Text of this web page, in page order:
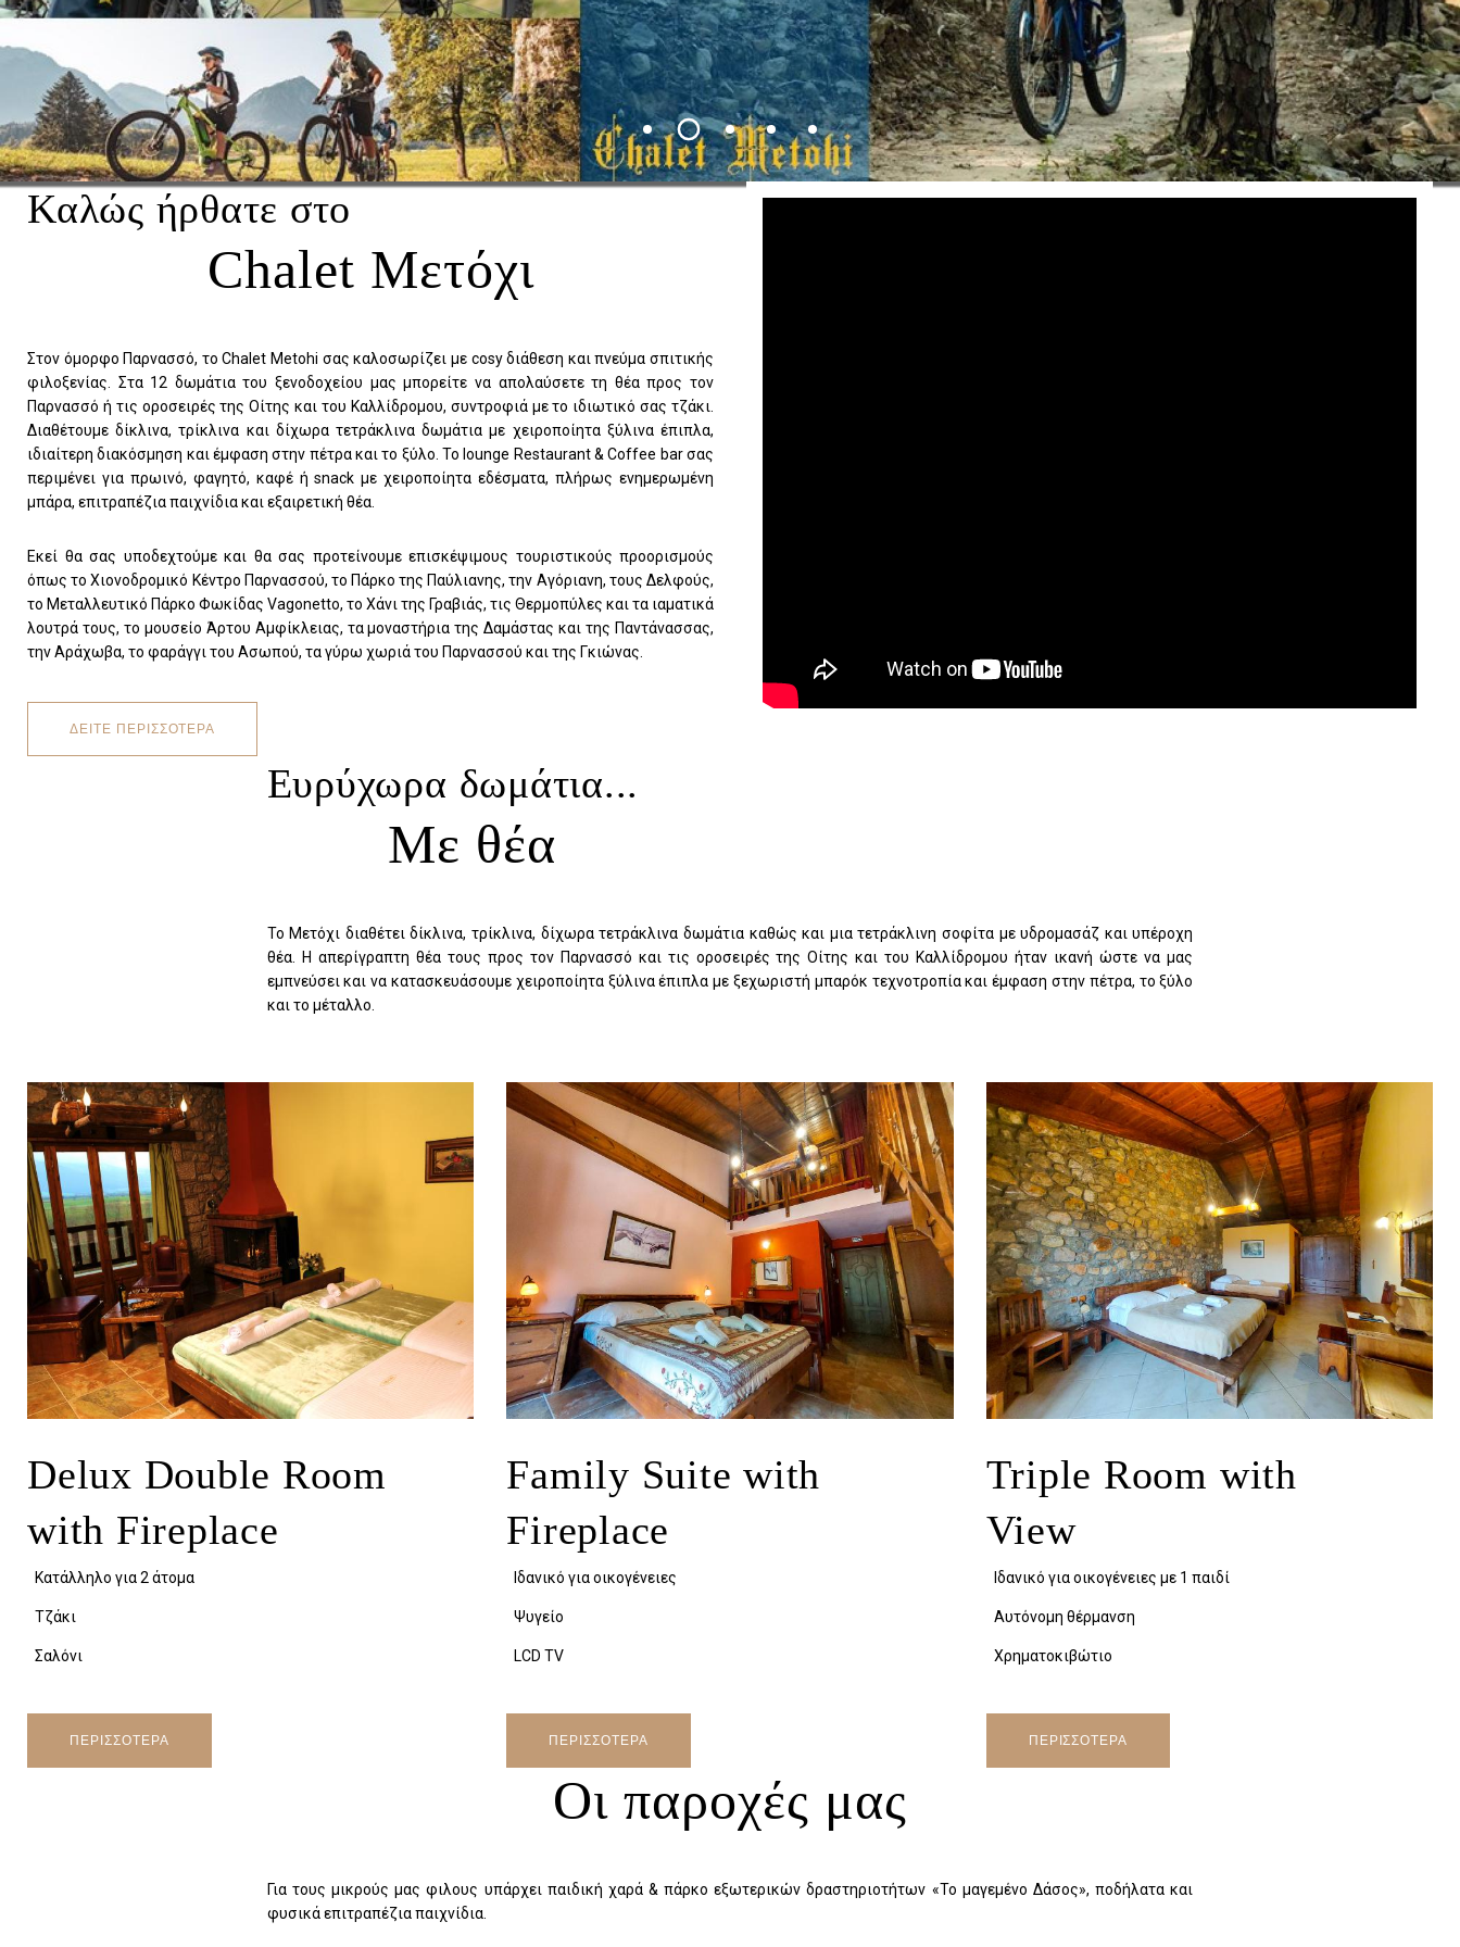
Καλώς ήρθατε στο
Chalet Μετόχι
Στον όμορφο Παρνασσό, το Chalet Metohi σας καλοσωρίζει με cosy διάθεση και πνεύμα σπιτικής
φιλοξενίας. Στα 12 δωμάτια του ξενοδοχείου μας μπορείτε να απολαύσετε τη θέα προς τον
Παρνασσό ή τις οροσειρές της Οίτης και του Καλλίδρομου, συντροφιά με το ιδιωτικό σας τζάκι.
Διαθέτουμε δίκλινα, τρίκλινα και δίχωρα τετράκλινα δωμάτια με χειροποίητα ξύλινα έπιπλα,
ιδιαίτερη διακόσμηση και έμφαση στην πέτρα και το ξύλο. Το lounge Restaurant & Coffee bar σας
περιμένει για πρωινό, φαγητό, καφέ ή snack με χειροποίητα εδέσματα, πλήρως ενημερωμένη
μπάρα, επιτραπέζια παιχνίδια και εξαιρετική θέα.
Εκεί θα σας υποδεχτούμε και θα σας προτείνουμε επισκέψιμους τουριστικούς προορισμούς
όπως το Χιονοδρομικό Κέντρο Παρνασσού, το Πάρκο της Παύλιανης, την Αγόριανη, τους Δελφούς,
το Μεταλλευτικό Πάρκο Φωκίδας Vagonetto, το Χάνι της Γραβιάς, τις Θερμοπύλες και τα ιαματικά
λουτρά τους, το μουσείο Άρτου Αμφίκλειας, τα μοναστήρια της Δαμάστας και της Παντάνασσας,
την Αράχωβα, το φαράγγι του Ασωπού, τα γύρω χωριά του Παρνασσού και της Γκιώνας.
ΔΕΙΤΕ ΠΕΡΙΣΣΟΤΕΡΑ
Ευρύχωρα δωμάτια...
Με θέα
Το Μετόχι διαθέτει δίκλινα, τρίκλινα, δίχωρα τετράκλινα δωμάτια καθώς και μια τετράκλινη σοφίτα με υδρομασάζ και υπέροχη
θέα. Η απερίγραπτη θέα τους προς τον Παρνασσό και τις οροσειρές της Οίτης και του Καλλίδρομου ήταν ικανή ώστε να μας
εμπνεύσει και να κατασκευάσουμε χειροποίητα ξύλινα έπιπλα με ξεχωριστή μπαρόκ τεχνοτροπία και έμφαση στην πέτρα, το ξύλο
και το μέταλλο.
Delux Double Room
with Fireplace
Κατάλληλο για 2 άτομα
Τζάκι
Σαλόνι
ΠΕΡΙΣΣΟΤΕΡΑ
Family Suite with
Fireplace
Ιδανικό για οικογένειες
Ψυγείο
LCD TV
ΠΕΡΙΣΣΟΤΕΡΑ
Triple Room with
View
Ιδανικό για οικογένειες με 1 παιδί
Αυτόνομη θέρμανση
Χρηματοκιβώτιο
ΠΕΡΙΣΣΟΤΕΡΑ
Οι παροχές μας
Για τους μικρούς μας φιλους υπάρχει παιδική χαρά & πάρκο εξωτερικών δραστηριοτήτων «Το μαγεμένο Δάσος», ποδήλατα και
φυσικά επιτραπέζια παιχνίδια.